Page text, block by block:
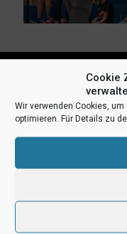
Cookie
Wir verwenden Cookies,
optimieren. Für Details zu
Uni